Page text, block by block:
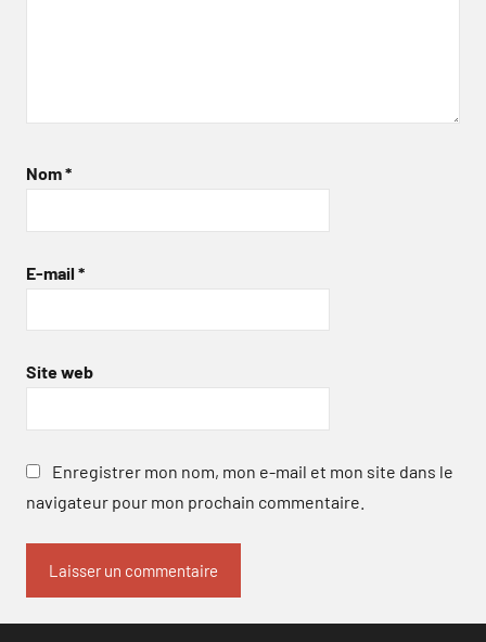
Nom*
E-mail *
Site web
Enregistrer mon nom, mon e-mail et mon site dans le
navigateur pour mon prochain commentaire.